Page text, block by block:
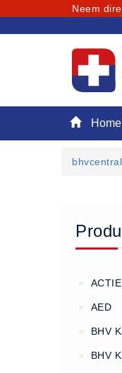
Neem
Home
Keuringen
Bedrijfsnoodplannen
Home
> ACTIE
> AED
> BHV
> BHV